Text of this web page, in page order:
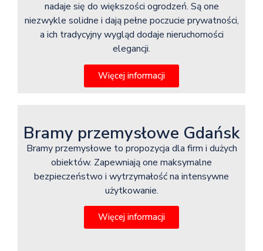
nadaje się do większości ogrodzeń. Są one
niezwykle solidne i dają pełne poczucie prywatności,
a ich tradycyjny wygląd dodaje nieruchomości
elegancji.
Więcej informacji
Bramy przemysłowe Gdańsk
Bramy przemysłowe to propozycja dla firm i dużych
obiektów. Zapewniają one maksymalne
bezpieczeństwo i wytrzymałość na intensywne
użytkowanie.
Więcej informacji